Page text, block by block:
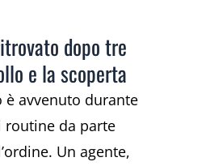
dopo tre
e la scoperta
avvenuto durante
da parte
Un agente,